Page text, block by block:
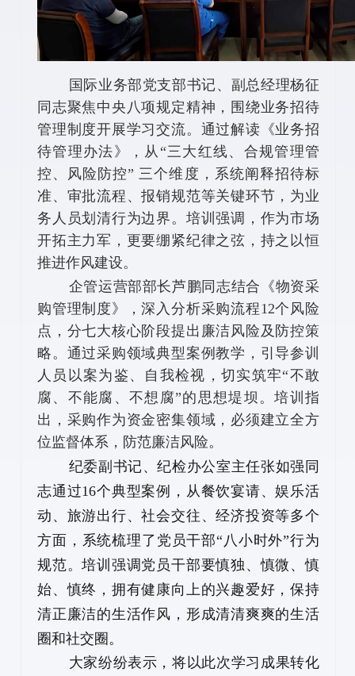
国际业务部党支部书记、副总经理杨征
同志聚焦中央八项规定精神，围绕业务招待
管理制度开展学习交流。通过解读《业务招
待管理办法》，从“三大红线、合规管理管
控、风险防控” 三个维度，系统阐释招待标
准、审批流程、报销规范等关键环节，为业
务人员划清行为边界。培训强调，作为市场
开拓主力军，更要绷紧纪律之弦，持之以恒
推进作风建设。
企管运营部部长芦鹏同志结合《物资采
购管理制度》，深入分析采购流程12个风险
点，分七大核心阶段提出廉洁风险及防控策
略。通过采购领域典型案例教学，引导参训
人员以案为鉴、自我检视，切实筑牢“不敢
腐、不能腐、不想腐”的思想堤坝。培训指
出，采购作为资金密集领域，必须建立全方
位监督体系，防范廉洁风险。
纪委副书记、纪检办公室主任张如强同
志通过16个典型案例，从餐饮宴请、娱乐活
动、旅游出行、社会交往、经济投资等多个
方面，系统梳理了党员干部“八小时外”行为
规范。培训强调党员干部要慎独、慎微、慎
始、慎终，拥有健康向上的兴趣爱好，保持
清正廉洁的生活作风，形成清清爽爽的生活
圈和社交圈。
大家纷纷表示，将以此次学习成果转化